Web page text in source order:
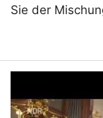
Sie der